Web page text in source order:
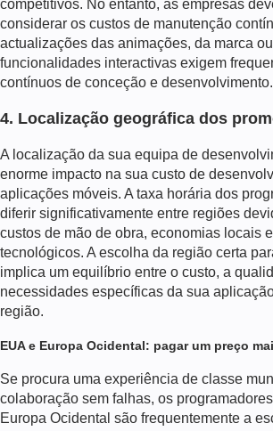
competitivos. No entanto, as empresas
considerar os custos de manutenção
actualizações das animações, da marca
funcionalidades interactivas exigem
contínuos de conceção e desenvolvimento.
4. Localização geográfica dos
A localização da sua equipa de
enorme impacto na sua custo de
aplicações móveis. A taxa horária dos
diferir significativamente entre regiões
custos de mão de obra, economias locais
tecnológicos. A escolha da região certa
implica um equilíbrio entre o custo, a
necessidades específicas da sua
região.
EUA e Europa Ocidental: pagar um preço
Se procura uma experiência de classe
colaboração sem falhas, os
Europa Ocidental são frequentemente a